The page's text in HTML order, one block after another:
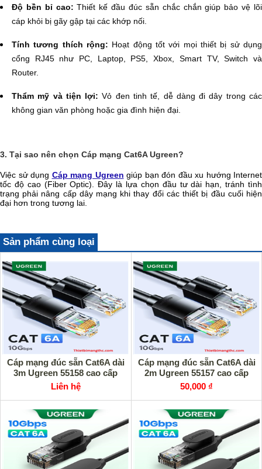
Độ bền bỉ cao: Thiết kế đầu đúc sẵn chắc chắn giúp bảo vệ lõi
cáp khỏi bị gãy gập tại các khớp nối.
Tính tương thích rộng: Hoạt động tốt với mọi thiết bị sử dụng
cổng RJ45 như PC, Laptop, PS5, Xbox, Smart TV, Switch và
Router.
Thẩm mỹ và tiện lợi: Vỏ đen tinh tế, dễ dàng đi dây trong các
không gian văn phòng hoặc gia đình hiện đại.
3. Tại sao nên chọn Cáp mạng Cat6A Ugreen?
Việc sử dụng Cáp mạng Ugreen giúp bạn đón đầu xu hướng Internet
tốc độ cao (Fiber Optic). Đây là lựa chọn đầu tư dài hạn, tránh tình
trạng phải nâng cấp dây mạng khi thay đổi các thiết bị đầu cuối hiện
đại hơn trong tương lai.
Sản phẩm cùng loại
Cáp mạng đúc sẵn Cat6A dài
3m Ugreen 55158 cao cấp
Liên hệ
Cáp mạng đúc sẵn Cat6A dài
2m Ugreen 55157 cao cấp
50,000 ₫